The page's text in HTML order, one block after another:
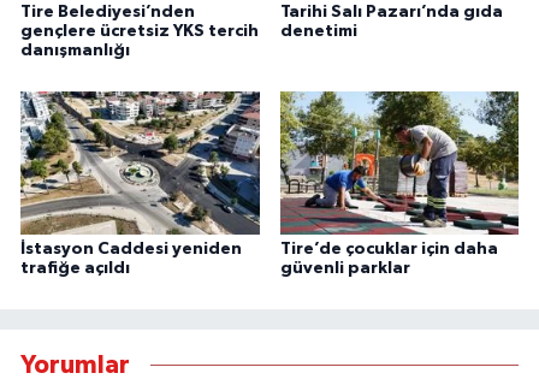
Tire Belediyesi’nden
gençlere ücretsiz YKS tercih
danışmanlığı
Tarihi Salı Pazarı’nda gıda
denetimi
İstasyon Caddesi yeniden
trafiğe açıldı
Tire’de çocuklar için daha
güvenli parklar
Yorumlar